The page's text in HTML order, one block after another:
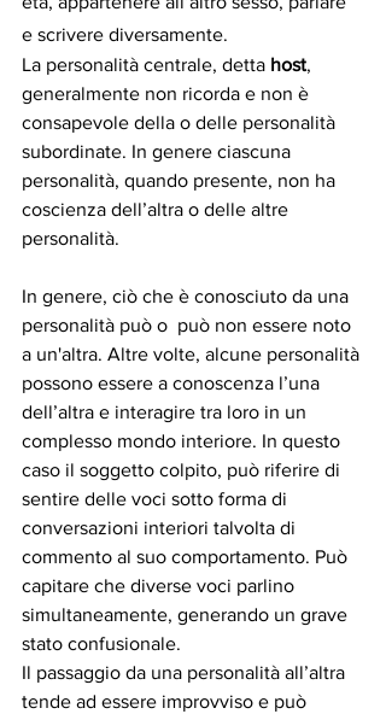
e scrivere diversamente.
La personalità centrale, detta host,
generalmente non ricorda e non è
consapevole della o delle personalità
subordinate. In genere ciascuna
personalità, quando presente, non ha
coscienza dell’altra o delle altre
personalità.
In genere, ciò che è conosciuto da una
personalità può o  può non essere noto
a un'altra. Altre volte, alcune personalità
possono essere a conoscenza l’una
dell’altra e interagire tra loro in un
complesso mondo interiore. In questo
caso il soggetto colpito, può riferire di
sentire delle voci sotto forma di
conversazioni interiori talvolta di
commento al suo comportamento. Può
capitare che diverse voci parlino
simultaneamente, generando un grave
stato confusionale.
Il passaggio da una personalità all’altra
tende ad essere improvviso e può